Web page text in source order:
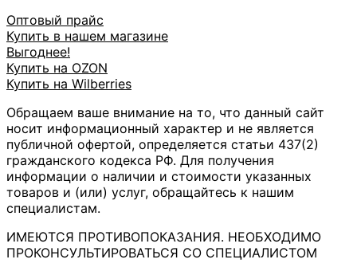
Оптовый прайс
Купить в нашем магазине
Выгоднее!
Купить на OZON
Купить на Wilberries
Обращаем ваше внимание на то, что данный сайт
носит информационный характер и не является
публичной офертой, определяется статьи 437(2)
гражданского кодекса РФ. Для получения
информации о наличии и стоимости указанных
товаров и (или) услуг, обращайтесь к нашим
специалистам.
ИМЕЮТСЯ ПРОТИВОПОКАЗАНИЯ. НЕОБХОДИМО
ПРОКОНСУЛЬТИРОВАТЬСЯ СО СПЕЦИАЛИСТОМ